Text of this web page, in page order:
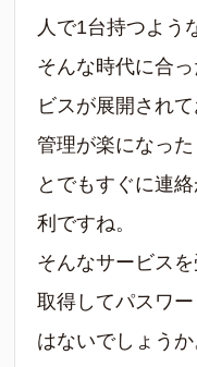
人で1台持つよう
そんな時代に合
ビスが展開され
管理が楽になっ
とでもすぐに連
利ですね。
そんなサービス
取得してパスワ
はないでしょうか